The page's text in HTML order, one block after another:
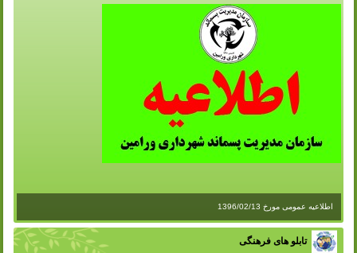
اطلاعیه عمومی مورخ 1396/02/13
تابلو های فرهنگی